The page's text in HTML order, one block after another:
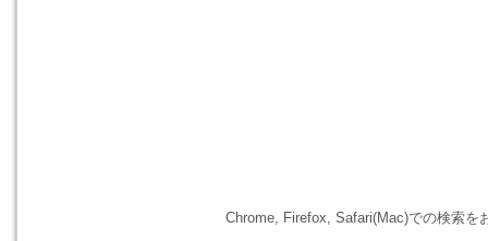
Chrome, Firefox, Safari(Mac)での検索を